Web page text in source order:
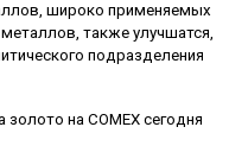
широко применяемых
также улучшатся,
подразделения
на COMEX сегодня